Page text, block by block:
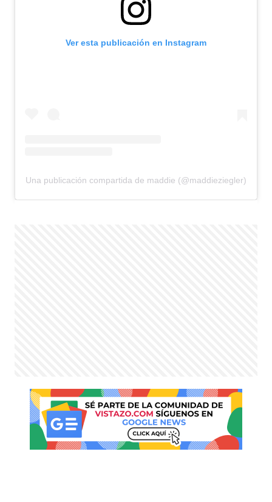
Ver esta publicación en Instagram
Una publicación compartida de maddie (@maddieziegler)